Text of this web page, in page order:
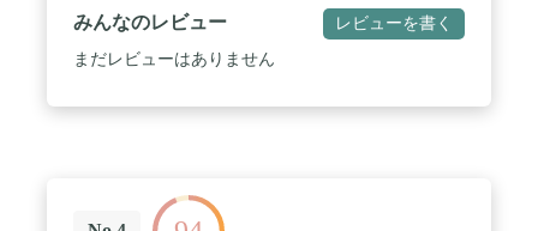
ミノ酸9種類全配合】L-リジン、L-バリン、L-ロイ
シン、L-イソロイシン、L-メチオニン、L-フェニル
アラニン、L-トレオニン、L-トリプトファン、L-ヒ
合！ / ⚡【栄養機能食品】亜鉛、ビチオン、ビタミ
みんなのレビュー レビューを書く
まだレビューはありません